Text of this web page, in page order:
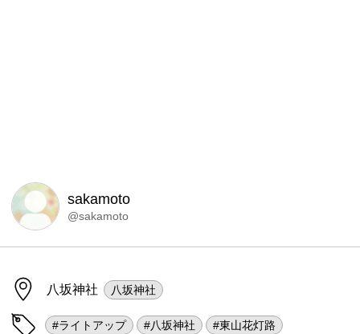
sakamoto
@sakamoto
八坂神社 八坂神社
#ライトアップ #八坂神社
#東山花灯路